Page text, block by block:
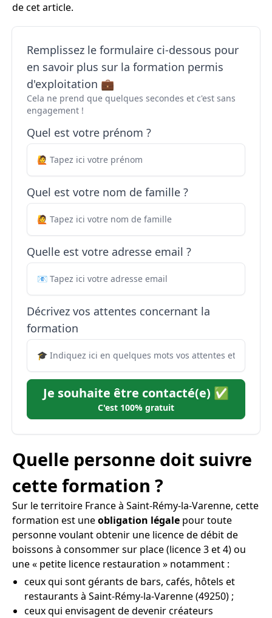
de cet article.
Remplissez le formulaire ci-dessous pour
en savoir plus sur la formation permis
d'exploitation 💼
Cela ne prend que quelques secondes et c'est sans
engagement !
Quel est votre prénom ?
Quel est votre nom de famille ?
Quelle est votre adresse email ?
Décrivez vos attentes concernant la
formation
Je souhaite être contacté(e) ✅
C'est 100% gratuit
Quelle personne doit suivre
cette formation ?
Sur le territoire France à Saint-Rémy-la-Varenne, cette
formation est uneobligation légale pour toute
personne voulant obtenir une licence de débit de
boissons à consommer sur place (licence 3 et 4) ou
une « petite licence restauration » notamment :
ceux qui sont gérants de bars, cafés, hôtels et
restaurants à Saint-Rémy-la-Varenne (49250) ;
ceux qui envisagent de devenir créateurs